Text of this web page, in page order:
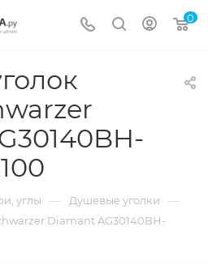
0
углы — Душевые уголки —
Diamant AG30140BH-